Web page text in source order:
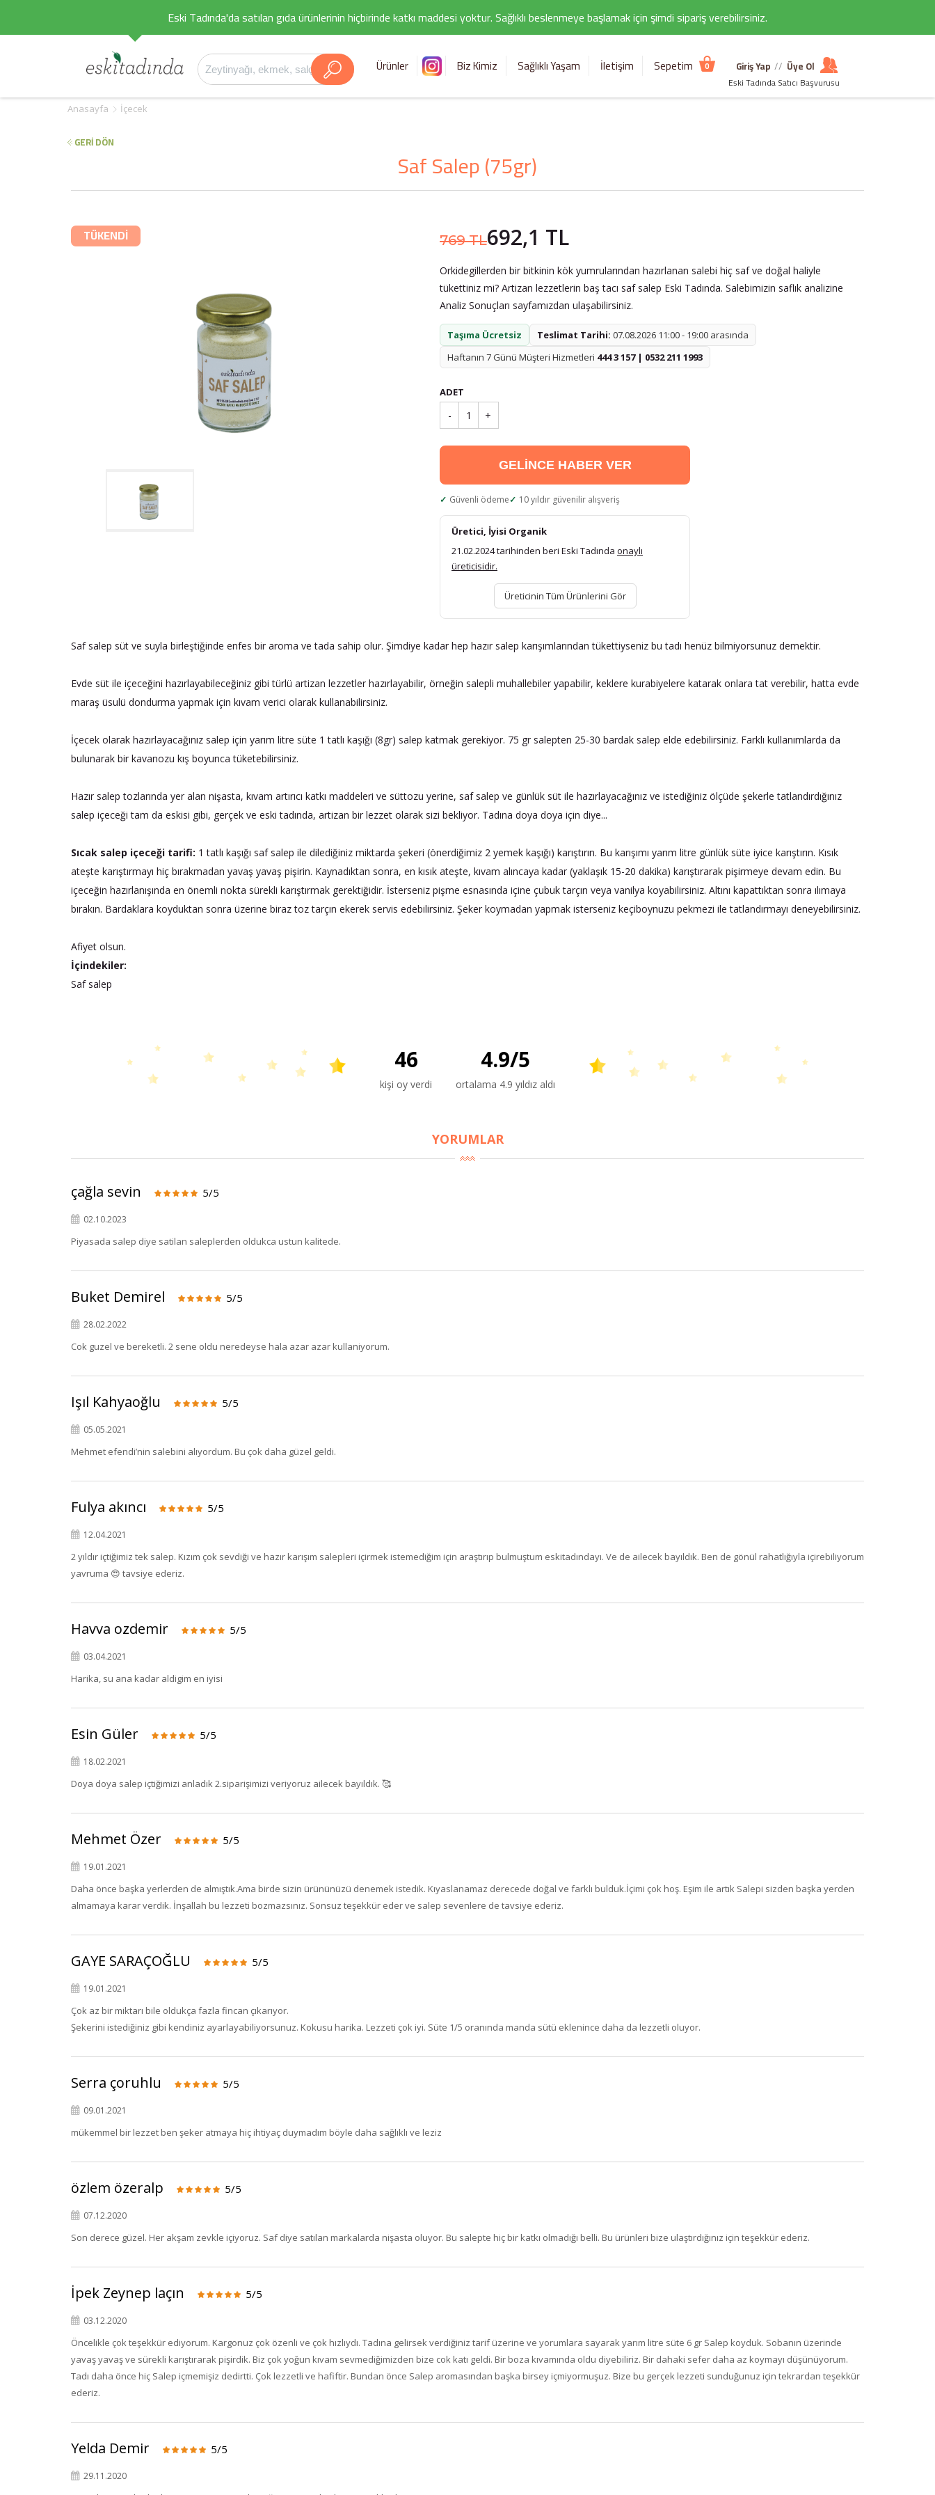
Eski Tadında'da satılan gıda ürünlerinin hiçbirinde katkı maddesi yoktur. Sağlıklı beslenmeye başlamak için şimdi sipariş verebilirsiniz.
Ürünler Biz Kimiz Sağlıklı Yaşam İletişim Sepetim 0 Giriş Yap // Üye Ol
Eski Tadında Satıcı Başvurusu
Anasayfa İçecek
GERİ DÖN
Saf Salep (75gr)
TÜKENDİ 769 TL692,1 TL
Orkidegillerden bir bitkinin kök yumrularından hazırlanan salebi hiç saf ve doğal haliyle
tükettiniz mi? Artizan lezzetlerin baş tacı saf salep Eski Tadında. Salebimizin saflık analizine
Analiz Sonuçları sayfamızdan ulaşabilirsiniz.
Taşıma Ücretsiz Teslimat Tarihi: 07.08.2026 11:00 - 19:00 arasında
Haftanın 7 Günü Müşteri Hizmetleri 444 3 157 | 0532 211 1993
ADET
- 1 +
GELİNCE HABER VER
Güvenli ödeme 10 yıldır güvenilir alışveriş
Üretici, İyisi Organik
21.02.2024 tarihinden beri Eski Tadında onaylı
üreticisidir.
Üreticinin Tüm Ürünlerini Gör
Saf salep süt ve suyla birleştiğinde enfes bir aroma ve tada sahip olur. Şimdiye kadar hep hazır salep karışımlarından tükettiyseniz bu tadı henüz bilmiyorsunuz demektir.
Evde süt ile içeceğini hazırlayabileceğiniz gibi türlü artizan lezzetler hazırlayabilir, örneğin salepli muhallebiler yapabilir, keklere kurabiyelere katarak onlara tat verebilir, hatta evde
maraş üsulü dondurma yapmak için kıvam verici olarak kullanabilirsiniz.
İçecek olarak hazırlayacağınız salep için yarım litre süte 1 tatlı kaşığı (8gr) salep katmak gerekiyor. 75 gr salepten 25-30 bardak salep elde edebilirsiniz. Farklı kullanımlarda da
bulunarak bir kavanozu kış boyunca tüketebilirsiniz.
Hazır salep tozlarında yer alan nişasta, kıvam artırıcı katkı maddeleri ve süttozu yerine, saf salep ve günlük süt ile hazırlayacağınız ve istediğiniz ölçüde şekerle tatlandırdığınız
salep içeceği tam da eskisi gibi, gerçek ve eski tadında, artizan bir lezzet olarak sizi bekliyor. Tadına doya doya için diye...
Sıcak salep içeceği tarifi: 1 tatlı kaşığı saf salep ile dilediğiniz miktarda şekeri (önerdiğimiz 2 yemek kaşığı) karıştırın. Bu karışımı yarım litre günlük süte iyice karıştırın. Kısık
ateşte karıştırmayı hiç bırakmadan yavaş yavaş pişirin. Kaynadıktan sonra, en kısık ateşte, kıvam alıncaya kadar (yaklaşık 15-20 dakika) karıştırarak pişirmeye devam edin. Bu
içeceğin hazırlanışında en önemli nokta sürekli karıştırmak gerektiğidir. İsterseniz pişme esnasında içine çubuk tarçın veya vanilya koyabilirsiniz. Altını kapattıktan sonra ılımaya
bırakın. Bardaklara koyduktan sonra üzerine biraz toz tarçın ekerek servis edebilirsiniz. Şeker koymadan yapmak isterseniz keçiboynuzu pekmezi ile tatlandırmayı deneyebilirsiniz.
Afiyet olsun.
İçindekiler:
Saf salep
46
kişi oy verdi
4.9/5
ortalama 4.9 yıldız aldı
YORUMLAR
çağla sevin 5/5
02.10.2023
Piyasada salep diye satilan saleplerden oldukca ustun kalitede.
Buket Demirel 5/5
28.02.2022
Cok guzel ve bereketli. 2 sene oldu neredeyse hala azar azar kullaniyorum.
Işıl Kahyaoğlu 5/5
05.05.2021
Mehmet efendi’nin salebini alıyordum. Bu çok daha güzel geldi.
Fulya akıncı 5/5
12.04.2021
2 yıldır içtiğimiz tek salep. Kızım çok sevdiği ve hazır karışım salepleri içirmek istemediğim için araştırıp bulmuştum eskitadındayı. Ve de ailecek bayıldık. Ben de gönül rahatlığıyla içirebiliyorum
yavruma 😍 tavsiye ederiz.
Havva ozdemir 5/5
03.04.2021
Harika, su ana kadar aldigim en iyisi
Esin Güler 5/5
18.02.2021
Doya doya salep içtiğimizi anladık 2.siparişimizi veriyoruz ailecek bayıldık. 🥰
Mehmet Özer 5/5
19.01.2021
Daha önce başka yerlerden de almıştık.Ama birde sizin ürününüzü denemek istedik. Kıyaslanamaz derecede doğal ve farklı bulduk.İçimi çok hoş. Eşim ile artık Salepi sizden başka yerden
almamaya karar verdik. İnşallah bu lezzeti bozmazsınız. Sonsuz teşekkür eder ve salep sevenlere de tavsiye ederiz.
GAYE SARAÇOĞLU 5/5
19.01.2021
Çok az bir miktarı bile oldukça fazla fincan çıkarıyor.
Şekerini istediğiniz gibi kendiniz ayarlayabiliyorsunuz. Kokusu harika. Lezzeti çok iyi. Süte 1/5 oranında manda sütü eklenince daha da lezzetli oluyor.
Serra çoruhlu 5/5
09.01.2021
mükemmel bir lezzet ben şeker atmaya hiç ihtiyaç duymadım böyle daha sağlıklı ve leziz
özlem özeralp 5/5
07.12.2020
Son derece güzel. Her akşam zevkle içiyoruz. Saf diye satılan markalarda nişasta oluyor. Bu salepte hiç bir katkı olmadığı belli. Bu ürünleri bize ulaştırdığınız için teşekkür ederiz.
İpek Zeynep laçın 5/5
03.12.2020
Öncelikle çok teşekkür ediyorum. Kargonuz çok özenli ve çok hızlıydı. Tadına gelirsek verdiğiniz tarif üzerine ve yorumlara sayarak yarım litre süte 6 gr Salep koyduk. Sobanın üzerinde
yavaş yavaş ve sürekli karıştırarak pişirdik. Biz çok yoğun kıvam sevmediğimizden bize cok katı geldi. Bir boza kıvamında oldu diyebiliriz. Bir dahaki sefer daha az koymayı düşünüyorum.
Tadı daha önce hiç Salep içmemişiz dedirtti. Çok lezzetli ve hafiftir. Bundan önce Salep aromasından başka birsey içmiyormuşuz. Bize bu gerçek lezzeti sunduğunuz için tekrardan teşekkür
ederiz.
Yelda Demir 5/5
29.11.2020
BU HAFTANIN PLANLI İNDİRİMİ
Litre) - AtcaNova